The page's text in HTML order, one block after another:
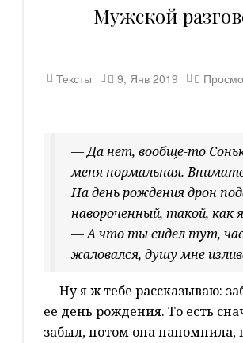
Мужской
Тексты 9, Янв 2019
— Да нет, вообще-то
меня нормальная.
На день рождения дрон
навороченный, такой, как
— А что ты сидел тут,
жаловался, душу мне
— Ну я ж тебе рассказываю:
ее день рождения. То есть
забыл, потом она напомнила,